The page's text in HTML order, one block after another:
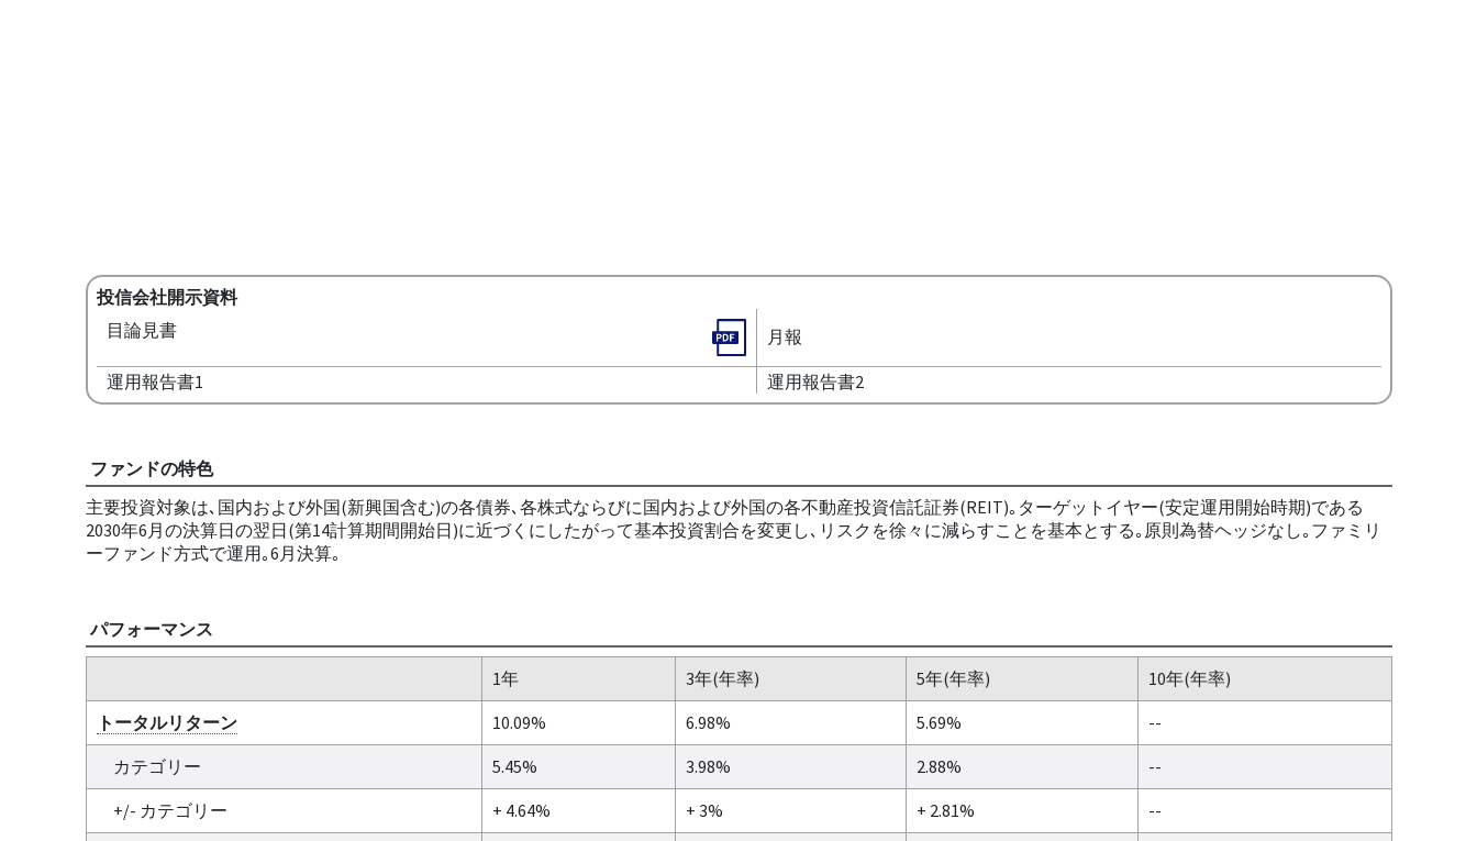
投信会社開示資料
目論見書
月報
運用報告書1 運用報告書2
ファンドの特色
主要投資対象は､国内および外国(新興国含む)の各債券､各株式ならびに国内および外国の各不動産投資信託証券(REIT)｡ターゲットイヤー(安定運用開始時期)である
2030年6月の決算日の翌日(第14計算期間開始日)に近づくにしたがって基本投資割合を変更し､リスクを徐々に減らすことを基本とする｡原則為替ヘッジなし｡ファミリ
ーファンド方式で運用｡6月決算｡
パフォーマンス
1年 3年(年率) 5年(年率)
10年(年率)
トータルリターン
10.09% 6.98% 5.69%
--
カテゴリー
5.45% 3.98% 2.88%
--
+/- カテゴリー
+ 4.64% + 3% + 2.81%
--